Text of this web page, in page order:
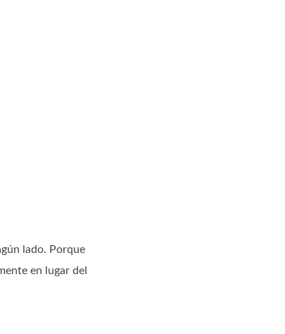
lado. Porque
en lugar del